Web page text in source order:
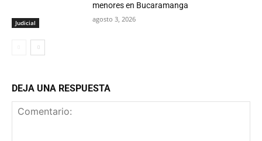
Judicial
menores en Bucaramanga
agosto 3, 2026
DEJA UNA RESPUESTA